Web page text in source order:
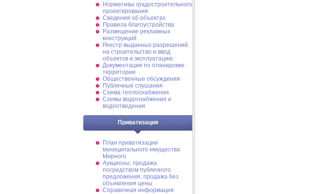
Нормативы градостроительного
проектирования
Сведения об объектах
Правила благоустройства
Размещение рекламных
конструкций
Реестр выданных разрешений
на строительство и ввод
объектов в эксплуатацию
Документация по планировке
территории
Общественные обсуждения
Публичные слушания
Схема теплоснабжения
Схемы водоснабжения и
водоотведения
Приватизация
План приватизации
муниципального имущества
Мирного
Аукционы, продажа
посредством публичного
предложения, продажа без
объявления цены
Справочная информация